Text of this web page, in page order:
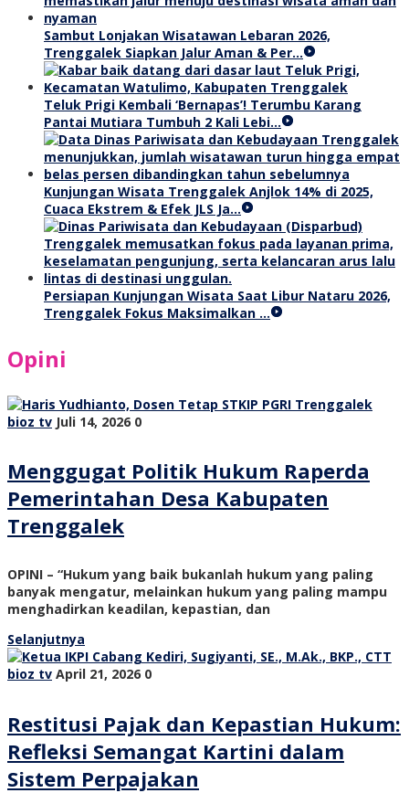
Sambut Lonjakan Wisatawan Lebaran 2026,
Trenggalek Siapkan Jalur Aman & Per…
Teluk Prigi Kembali ‘Bernapas’! Terumbu Karang
Pantai Mutiara Tumbuh 2 Kali Lebi…
Kunjungan Wisata Trenggalek Anjlok 14% di 2025,
Cuaca Ekstrem & Efek JLS Ja…
Persiapan Kunjungan Wisata Saat Libur Nataru 2026,
Trenggalek Fokus Maksimalkan …
Opini
bioz tv Juli 14, 2026 0
Menggugat Politik Hukum Raperda
Pemerintahan Desa Kabupaten
Trenggalek
OPINI – “Hukum yang baik bukanlah hukum yang paling
banyak mengatur, melainkan hukum yang paling mampu
menghadirkan keadilan, kepastian, dan
Selanjutnya
bioz tv April 21, 2026 0
Restitusi Pajak dan Kepastian Hukum:
Refleksi Semangat Kartini dalam
Sistem Perpajakan